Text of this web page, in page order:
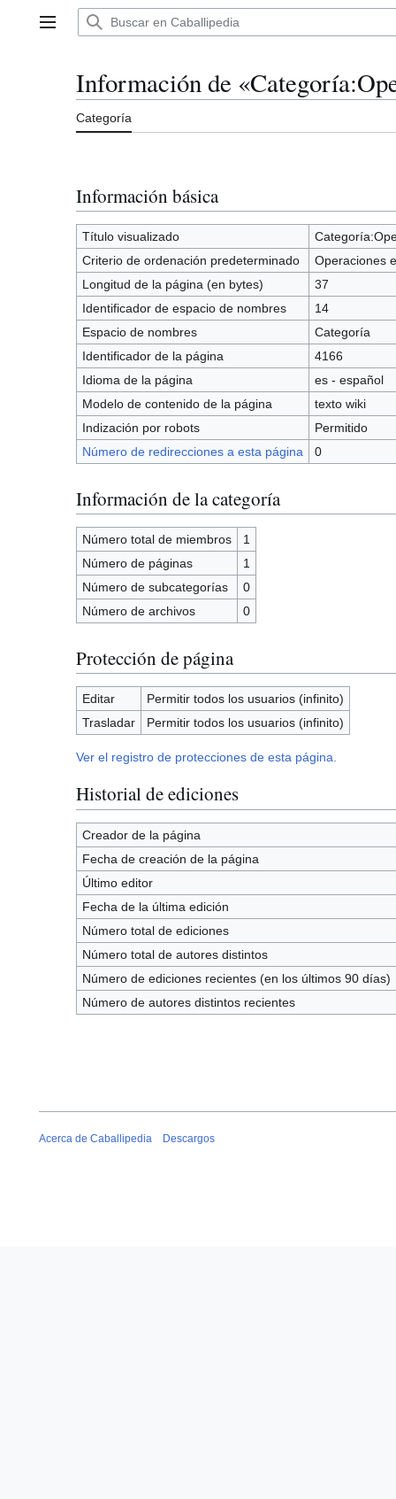
Menú principal
Información de
Categoría
Información básica
Título visualizado
Criterio de ordenación predeterminado
Operaciones
Longitud de la página (en bytes)
37
Identificador de espacio de nombres
14
Espacio de nombres
Categoría
Identificador de la página
4166
Idioma de la página
es - español
Modelo de contenido de la página
texto wiki
Indización por robots
Permitido
Número de redirecciones a esta página
0
Información de la categoría
Número total de miembros
1
Número de páginas
1
Número de subcategorías
0
Número de archivos
0
Protección de página
Editar
Permitir todos los usuarios (infinito)
Trasladar
Permitir todos los usuarios (infinito)
Ver el registro de protecciones de esta página.
Historial de ediciones
Creador de la página
Fecha de creación de la página
Último editor
Fecha de la última edición
Número total de ediciones
Número total de autores distintos
Número de ediciones recientes (en los últimos 90 días)
Número de autores distintos recientes
Acerca de Caballipedia Descargos